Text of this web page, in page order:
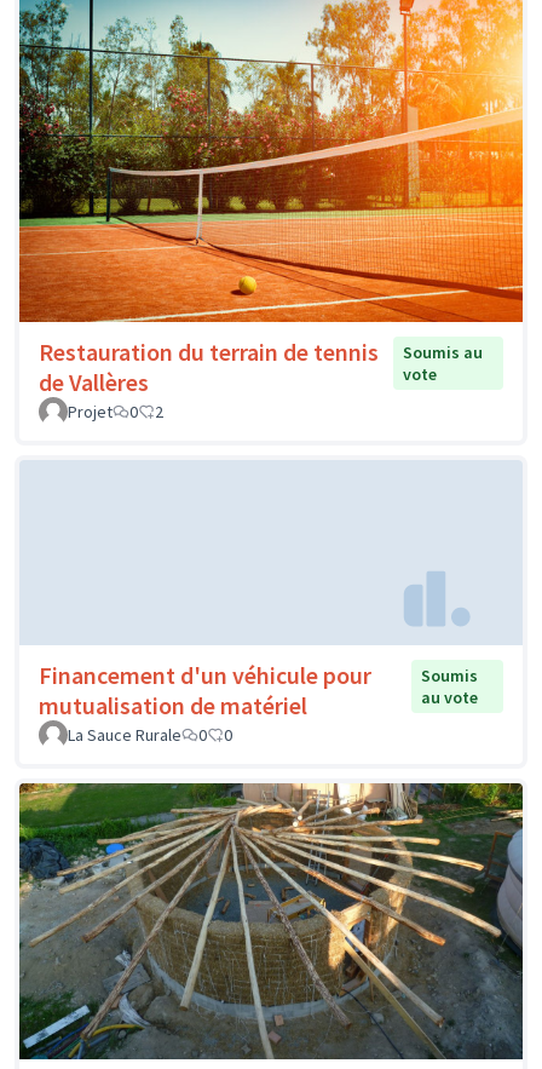
Restauration du terrain de tennis
de Vallères
Soumis au
vote
Projet
0 2
Financement d'un véhicule pour
mutualisation de matériel
Soumis
au vote
La Sauce Rurale
0 0